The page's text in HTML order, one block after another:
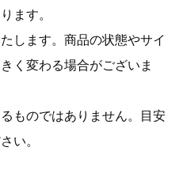
ます。
します。商品の状態やサイ
く変わる場合がございま
ものではありません。目安
い。